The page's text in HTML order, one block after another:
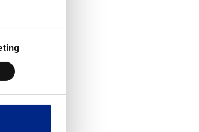
resolver